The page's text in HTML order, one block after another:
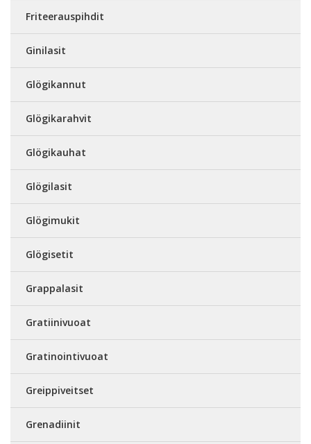
Friteerauspihdit
Ginilasit
Glögikannut
Glögikarahvit
Glögikauhat
Glögilasit
Glögimukit
Glögisetit
Grappalasit
Gratiinivuoat
Gratinointivuoat
Greippiveitset
Grenadiinit